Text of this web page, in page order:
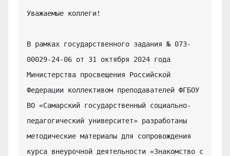
Уважаемые коллеги!
В рамках государственного задания № 073-
00029-24-06 от 31 октября 2024 года
Министерства просвещения Российской
Федерации коллективом преподавателей ФГБОУ
ВО «Самарский государственный социально-
педагогический университет» разработаны
методические материалы для сопровождения
курса внеурочной деятельности «Знакомство с